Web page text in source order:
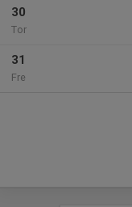
30
Tor
31
Fre